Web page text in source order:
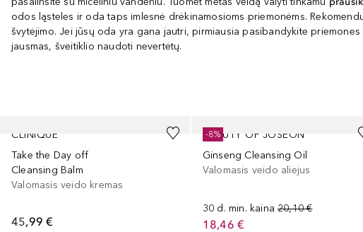
odos ląsteles ir oda taps imlesnė drėkinamosioms priemonėms.
švytėjimo. Jei jūsų oda yra gana jautri, pirmiausia pasibandykite
jausmas, šveitiklio naudoti nevertėtų.
CLINIQUE
Take the Day off
Cleansing Balm
Valomasis veido kremas
45,99 €
BEAUTY OF JOSEON
Ginseng Cleansing Oil
Valomasis veido aliejus
30 d. min. kaina 20,10 €
18,46 €
-8%